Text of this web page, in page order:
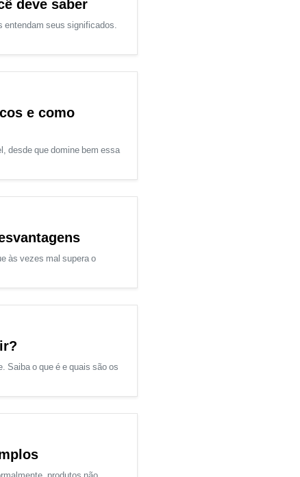
deve saber
entendam seus significados.
e como
desde que domine bem essa
às vezes mal supera o
Saiba o que é e quais são os